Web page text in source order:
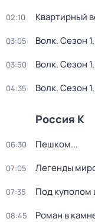
02:10 Квартирный
03:05 Волк. Сезон 1
03:50 Волк. Сезон 1
04:35 Волк. Сезон 1
Россия К
06:30 Пешком...
07:05 Легенды
07:35 Под куполом
08:45 Роман в